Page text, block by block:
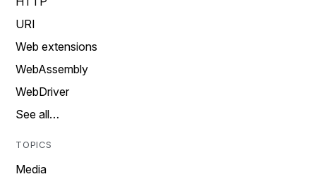
URI
Web extensions
WebAssembly
WebDriver
See all…
TOPICS
Media